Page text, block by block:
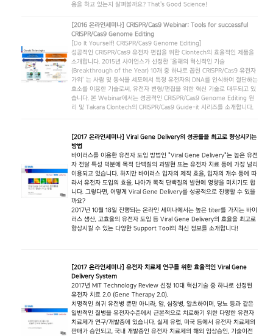
용을 하고 있는지 살펴볼까요? That's Good Science!
[2016 온라인세미나] CRISPR/Cas9 Webinar: Tools for successful
CRISPR/Cas9 Genome Editing
[Do It Yourself! CRISPR/Cas9 Genome Editing]
성공적인 CRISPR/Cas9 유전자 편집을 위한 Clontech의 효율적인 제품을
소개합니다. 2015년 사이언스가 선정한 ‘올해의 혁신적인 기술
(Breakthrough of the Year) 10개 중 하나로 꼽힌 CRISPR/Cas9 유전자
가위’ 는 사람 및 동식물 세포에서 특정 유전자의 DNA를 인식하여 절단하는
효소를 이용한 기술로써, 유전자 변형/편집을 위한 혁신 기술로 대두되고 있
습니다. 본 Webinar에서는 성공적인 CRISPR/Cas9 Genome Editing 원
리 및 Takara Clontech의 CRISPR/Cas9 Guide-it 시리즈를 소개합니다.
[2017 온라인세미나] Viral Gene Delivery의 성공률을 최고로 향상시키는
방법
바이러스를 이용한 유전자 도입 방법인 "Viral Gene Delivery"는 높은 유전
자 전달 특성 덕분에 목적 단백질의 과발현 또는 유전자 치료 등에 가장 널리
이용되고 있습니다. 하지만 바이러스 입자의 제작 효율, 입자의 개수 등에 따
라서 유전자 도입의 효율, 나아가 목적 단백질의 발현에 영향을 미치기도 합
니다. 그렇다면, 어떻게 Viral Gene Delivery를 성공적으로 진행할 수 있을
까요?
2017년 10월 18일 진행되는 온라인 세미나에서는 높은 titer를 가지는 바이
러스 생산, 고효율의 유전자 도입 등 Viral Gene Delivery의 효율을 최고로
향상시킬 수 있는 다양한 Support Tool의 최신 정보를 소개합니다!
[2017 온라인세미나] 유전자 치료제 연구를 위한 효율적인 Viral Gene
Delivery System
2017년 MIT Technology Review 선정 10대 혁신기술 중 하나로 선정된
유전자 치료 2.0 (Gene Therapy 2.0).
치명적인 희귀 유전병 뿐만 아니라, 암, 심장병, 알츠하이머, 당뇨 등과 같은
일반적인 질병을 유전자수준에서 근본적으로 치료하기 위한 다양한 유전자
치료제가 연구/개발중에 있습니다. 실제 유럽, 미국 등에서 유전자 치료제의
판매가 승인되고, 국내 개발중인 유전자 치료제의 해외 임상승인, 기술이전